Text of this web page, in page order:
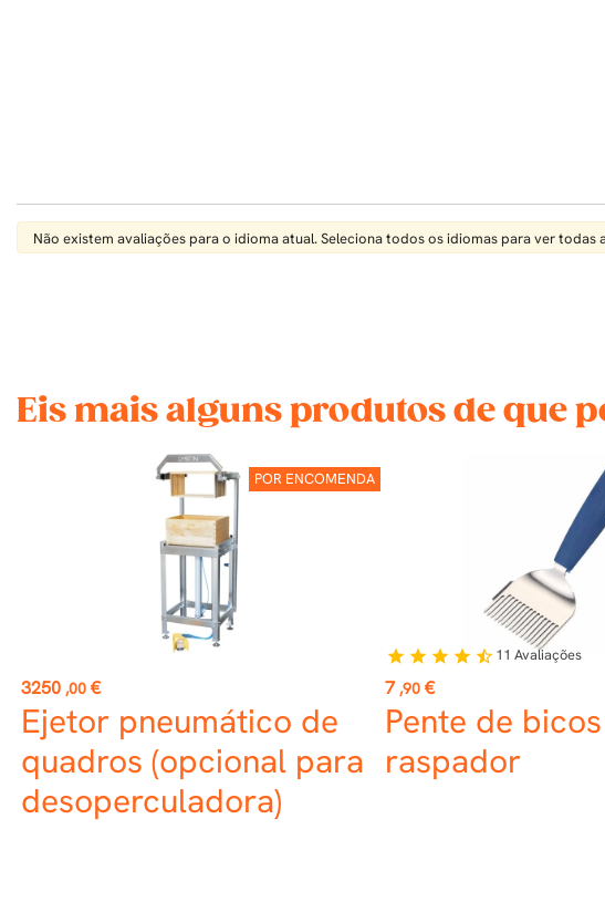
Não existem avaliações para o idioma atual. Seleciona todos os idiomas para ver todas
Eis mais alguns produtos de que
POR ENCOMENDA
Preço
3250 ,00 €
Ejetor pneumático de
quadros (opcional para
desoperculadora)
Preço
7 ,90 €
Pente de
raspador
star star star star star_half 11 Avaliações